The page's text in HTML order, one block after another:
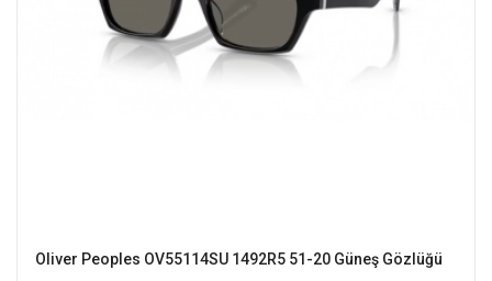
Oliver Peoples OV55114SU 1492R5 51-20 Güneş Gözlüğü